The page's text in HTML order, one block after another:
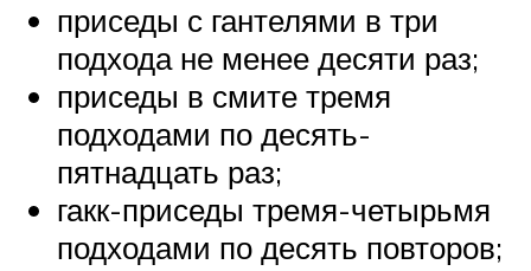
приседы с гантелями в три
подхода не менее десяти раз;
приседы в смите тремя
подходами по десять-
пятнадцать раз;
гакк-приседы тремя-четырьмя
подходами по десять повторов;